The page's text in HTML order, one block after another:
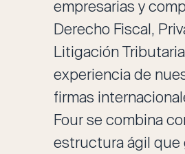
empresarias y
Derecho Fiscal,
Litigación
experiencia de
firmas
Four se combina
estructura ágil que